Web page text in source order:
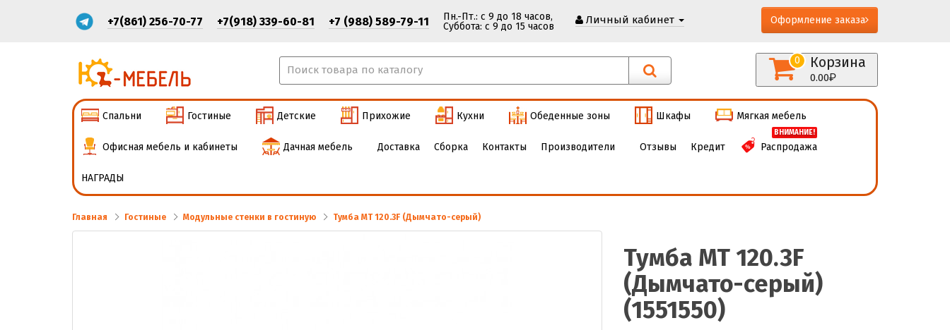
+7(861) 256-70-77 +7(918) 339-60-81 +7 (988) 589-79-11
Пн.-Пт.: с 9 до 18 часов,
Cуббота: с 9 до 15 часов
Личный кабинет Оформление заказа
Корзина
0
0.00
Спальни Гостиные Детские Прихожие Кухни Обеденные зоны Шкафы Мягкая мебель
Офисная мебель и кабинеты Дачная мебель Доставка Сборка Контакты Производители Отзывы Кредит
ВНИМАНИЕ!
Распродажа
НАГРАДЫ
Главная Гостиные Модульные стенки в гостиную Тумба МТ 120.3F (Дымчато-серый)
Тумба МТ 120.3F
(Дымчато-серый)
(1551550)